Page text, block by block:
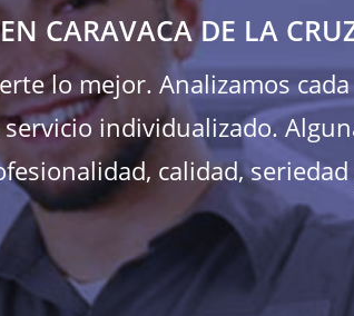
CARAVACA DE LA
lo mejor. Analizamos cada
individualizado.
calidad, seriedad